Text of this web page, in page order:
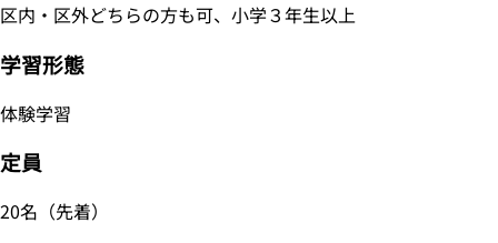
区内・区外どちらの方も可、小学３年生以上
学習形態
体験学習
定員
20名（先着）